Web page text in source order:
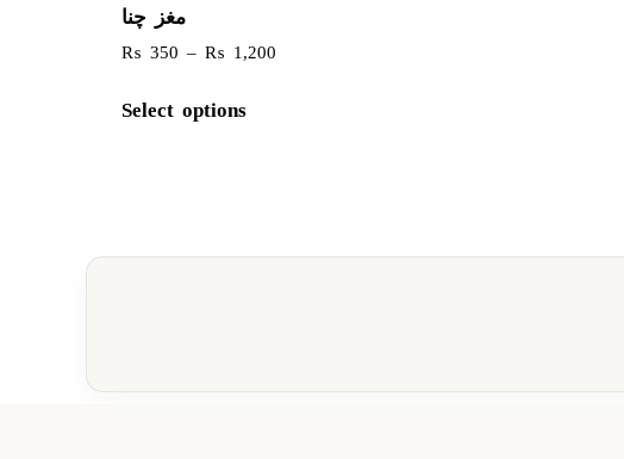
مغز چنا
₨ 350 – ₨ 1,200
Select options